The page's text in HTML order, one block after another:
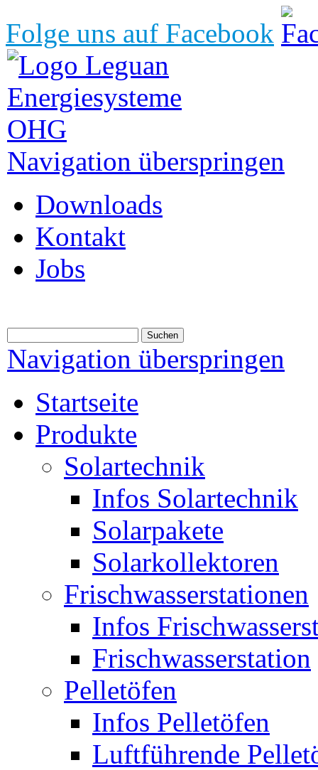
Folge uns auf Facebook
Navigation überspringen
Downloads
Kontakt
Jobs
Navigation überspringen
Startseite
Produkte
Solartechnik
Infos Solartechnik
Solarpakete
Solarkollektoren
Frischwasserstationen
Infos
Frischwasserstation
Pelletöfen
Infos Pelletöfen
Luftführende